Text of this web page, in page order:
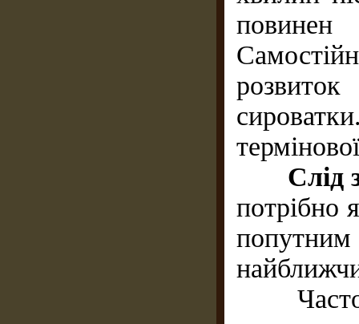
повинен
розвиток
Слід
потрібно
Часто